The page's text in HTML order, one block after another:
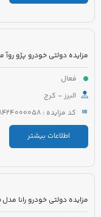
فعال
البرز - کرج
کد مزایده : 5221008424000058
اطلاعات بیشتر
مزایده دولتی خودرو رانا مدل 1395 رنگ سفید